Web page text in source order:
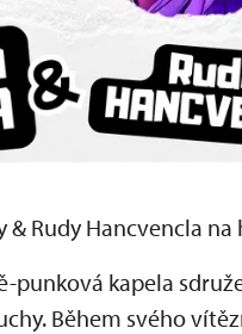
& Rudy Hancvencla
punková kapela
Během svého